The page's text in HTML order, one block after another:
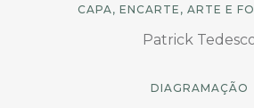
CAPA, ENCARTE, ARTE E
Patrick
DIAGRAMAÇÃO